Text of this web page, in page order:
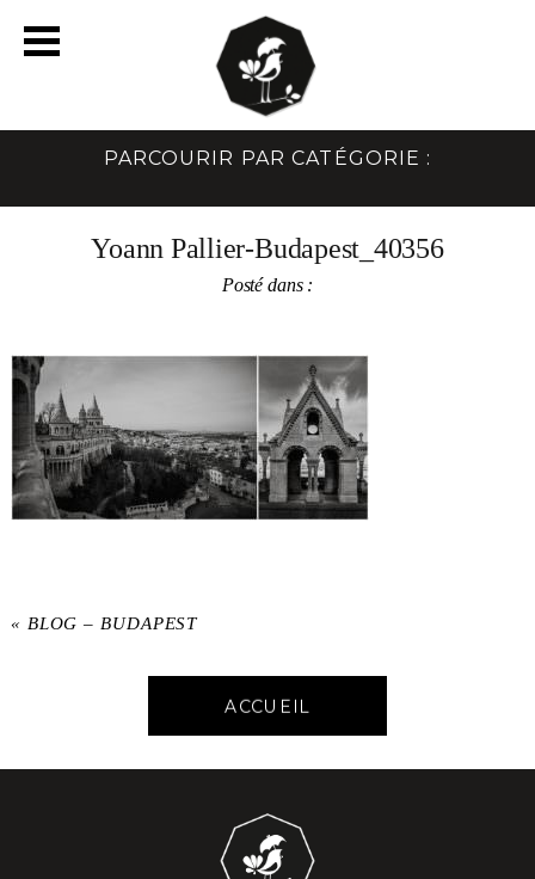
PARCOURIR PAR CATÉGORIE :
Yoann Pallier-Budapest_40356
Posté dans :
« BLOG – BUDAPEST
ACCUEIL